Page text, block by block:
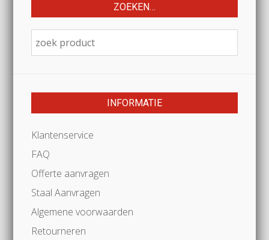
ZOEKEN…
INFORMATIE
Klantenservice
FAQ
Offerte aanvragen
Staal Aanvragen
Algemene voorwaarden
Retourneren